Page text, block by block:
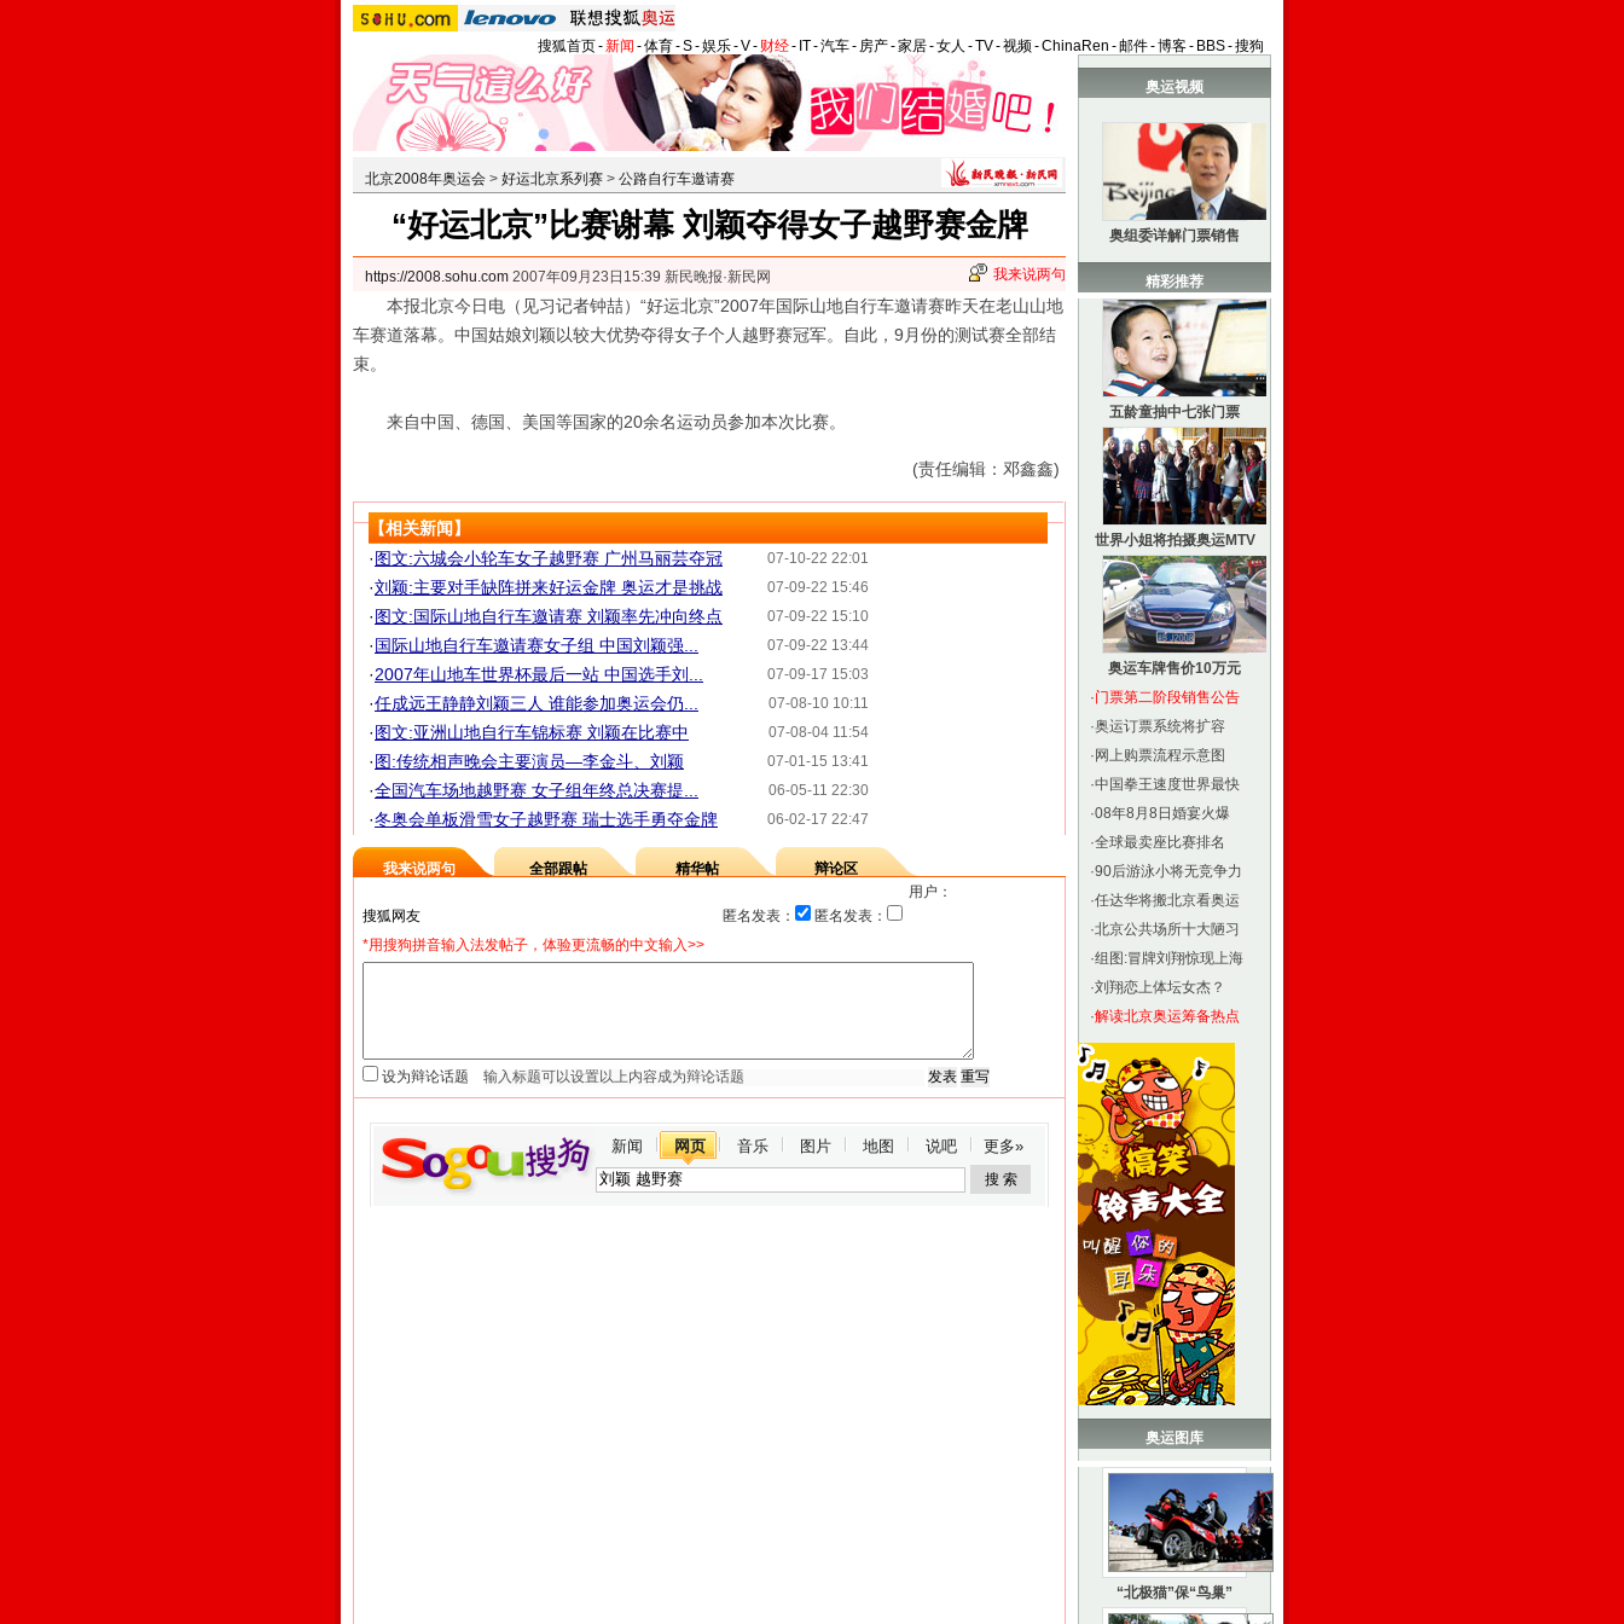
搜狐首页-新闻 -体育-S-娱乐-V- 财经- IT-汽车- 房产-家居-女人 -TV-视频-ChinaRen -邮件-博客- BBS-搜狗
北京2008年奥运会 > 好运北京系列赛 > 公路自行车邀请赛
“好运北京”比赛谢幕 刘颖夺得女子越野赛金牌
https://2008.sohu.com 2007年09月23日15:39 新民晚报·新民网 我来说两句
本报北京今日电（见习记者钟喆）“好运北京”2007年国际山地自行车邀请赛昨天在老山山地
车赛道落幕。中国姑娘刘颖以较大优势夺得女子个人越野赛冠军。自此，9月份的测试赛全部结
束。
来自中国、德国、美国等国家的20余名运动员参加本次比赛。
(责任编辑：邓鑫鑫)
【相关新闻】
07-10-22 22:01
·图文:六城会小轮车女子越野赛 广州马丽芸夺冠
07-09-22 15:46
·刘颖:主要对手缺阵拼来好运金牌 奥运才是挑战
07-09-22 15:10
·图文:国际山地自行车邀请赛 刘颖率先冲向终点
07-09-22 13:44
·国际山地自行车邀请赛女子组 中国刘颖强...
07-09-17 15:03
·2007年山地车世界杯最后一站 中国选手刘...
07-08-10 10:11
·任成远王静静刘颖三人 谁能参加奥运会仍...
07-08-04 11:54
·图文:亚洲山地自行车锦标赛 刘颖在比赛中
07-01-15 13:41
·图:传统相声晚会主要演员—李金斗、刘颖
06-05-11 22:30
·全国汽车场地越野赛 女子组年终总决赛提...
06-02-17 22:47
·冬奥会单板滑雪女子越野赛 瑞士选手勇夺金牌
我来说两句 全部跟帖 精华帖
辩论区
用户：
匿名发表：
匿名发表：
*用搜狗拼音输入法发帖子，体验更流畅的中文输入>>
设为辩论话题
新闻 网页 音乐 图片 地图 说吧 更多»
奥运视频
奥组委详解门票销售
精彩推荐
五龄童抽中七张门票
世界小姐将拍摄奥运MTV
奥运车牌售价10万元
·门票第二阶段销售公告
·奥运订票系统将扩容
· 网上购票流程示意图
·中国拳王速度世界最快
·08年8月8日婚宴火爆
·全球最卖座比赛排名
·90后游泳小将无竞争力
·任达华将搬北京看奥运
·北京公共场所十大陋习
·组图:冒牌刘翔惊现上海
·刘翔恋上体坛女杰？
·解读北京奥运筹备热点
奥运图库
“北极猫”保“鸟巢”